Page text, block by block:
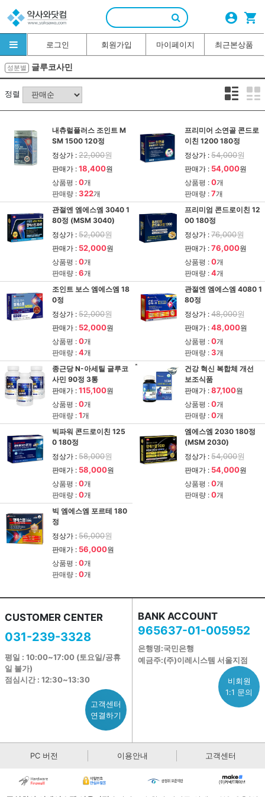
account_circle shopping_cart
로그인 회원가입 마이페이지 최근본상품
성분별 글루코사민
정렬
내츄럴플러스 조인트 M
SM 1500 120정
정상가 :22,000원
판매가 :18,400원
상품평 :0개
판매량 :322개
프리미어 소연골 콘드로
이친 1200 180정
정상가 :54,000원
판매가 : 54,000원
상품평 :0개
판매량 :7개
관절엔 엠에스엠 3040 1
80정 (MSM 3040)
정상가 :52,000원
판매가 : 52,000원
상품평 :0개
판매량 :6개
프리미엄 콘드로이친 12
00 180정
정상가 :76,000원
판매가 :76,000원
상품평 :0개
판매량 :4개
조인트 보스 엠에스엠 18
0정
정상가 :52,000원
판매가 : 52,000원
상품평 :0개
판매량 :4개
관절엔 엠에스엠 4080 1
80정
정상가 :48,000원
판매가 :48,000원
상품평 :0개
판매량 :3개
종근당 N-아세틸 글루코
사민 90정 3통
판매가 :115,100원
상품평 :0개
판매량 :1개
건강 혁신 복합체 개선
보조식품
판매가 :87,100원
상품평 :0개
판매량 :0개
빅파워 콘드로이친 125
0 180정
정상가 :58,000원
판매가 : 58,000원
상품평 :0개
판매량 :0개
엠에스엠 2030 180정
(MSM 2030)
정상가 :54,000원
판매가 : 54,000원
상품평 :0개
판매량 :0개
빅 엠에스엠 포르테 180
정
정상가 :56,000원
판매가 : 56,000원
상품평 :0개
판매량 :0개
CUSTOMER CENTER
031-239-3328
평일 : 10:00~17:00 (토요일/공휴
일 불가)
점심시간 : 12:30~13:30
고객센터
연결하기
BANK ACCOUNT
965637-01-005952
은행명:국민은행
예금주:(주)이레시스템 서울지점
비회원
1:1 문의
PC 버전 이용안내 고객센터